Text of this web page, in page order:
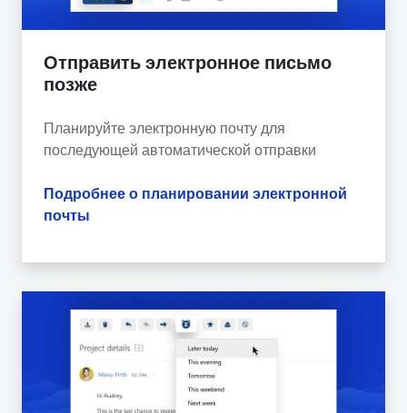
Отправить электронное письмо
позже
Планируйте электронную почту для
последующей автоматической отправки
Подробнее о планировании электронной
почты